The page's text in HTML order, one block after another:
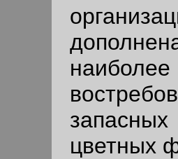
наиболее
цветных